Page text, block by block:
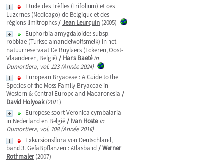
Etude des Trèfles (Trifolium) et des
Luzernes (Medicago) de Belgique et des
régions limitrophes/Jean Leurquin (2005)
Euphorbia amygdaloides subsp.
robbiae (Turkse amandelwolfsmelk) in het
natuurreservaat De Buylaers (Lokeren, Oost-
Vlaanderen, België) / Hans Baeté in
Dumortiera, vol. 123 (Année 2024)
European Bryaceae : A Guide to the
Species of the Moss Family Bryaceae in
Western & Central Europe and Macaronesia /
David Holyoak(2021)
Europese soort Veronica cymbalaria
in Nederland en België/ Ivan Hoste in
Dumortiera, vol. 108 (Année 2016)
Exkursionsflora von Deutschland,
band 3. GefäBpflanzen : Atlasband /Werner
Rothmaler (2007)